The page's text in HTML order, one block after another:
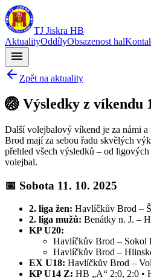
TJ Jiskra HB
AktualityOddílyObsazenost hal
menu
Zpět na aktuality
🏐 Výsledky z víkendu
Další volejbalový víkend je za námi
Brod mají za sebou řadu skvělých
přehled všech výsledků – od
volejbal.
📅 Sobota 11. 10. 2025
2. liga žen: Havlíčkův Brod –
2. liga mužů: Benátky n. J. –
KP U20:
Havlíčkův Brod – Sokol
Havlíčkův Brod –
EX U18: Havlíčkův Brod –
KP U14 Z: HB „A“ 2:0, 2:0 •